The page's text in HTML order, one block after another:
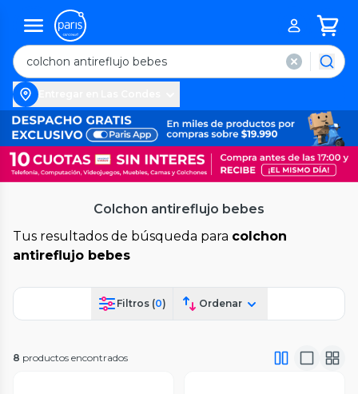
Colchon antireflujo bebes
Tus resultados de búsqueda para colchon
antireflujo bebes
Filtros (0) Ordenar
8 productos encontrados